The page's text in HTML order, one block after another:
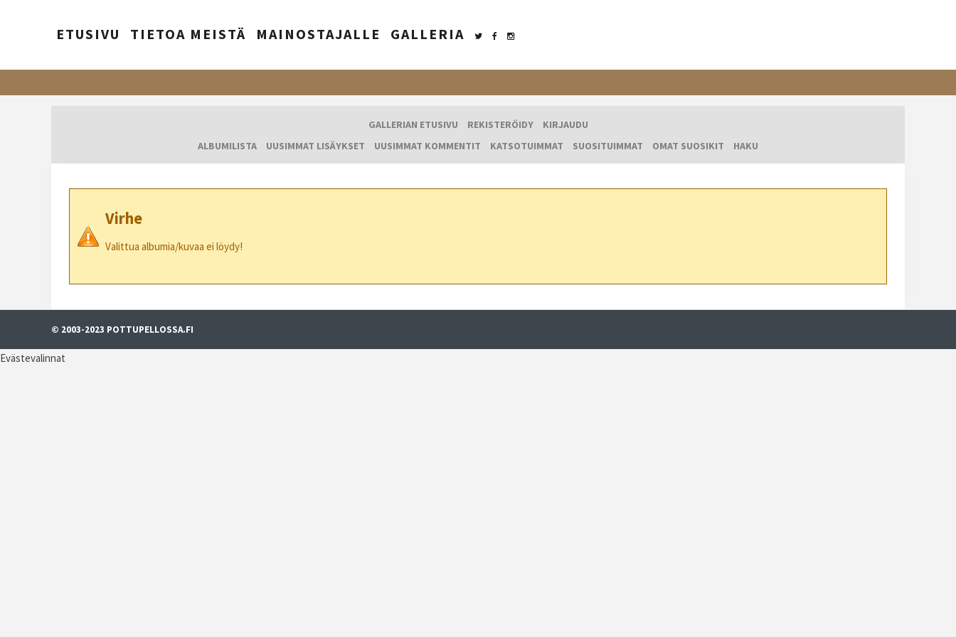
ETUSIVU TIETOA MEISTÄ MAINOSTAJALLE GALLERIA
GALLERIAN ETUSIVU REKISTERÖIDY
KIRJAUDU
ALBUMILISTA
UUSIMMAT LISÄYKSET UUSIMMAT KOMMENTIT KATSOTUIMMAT SUOSITUIMMAT OMAT SUOSIKIT HAKU
Virhe
Valittua albumia/kuvaa ei löydy!
© 2003-2023 POTTUPELLOSSA.FI
Evästevalinnat